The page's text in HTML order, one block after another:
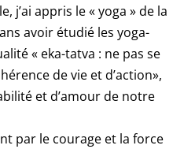
j’ai appris le « yoga » de la
avoir étudié les yoga-
« eka-tatva : ne pas se
de vie et d’action»,
et d’amour de notre
par le courage et la force